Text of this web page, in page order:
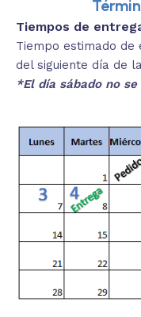
Tiempos de
Tiempo estimado
del siguiente día de
*El día sábado no